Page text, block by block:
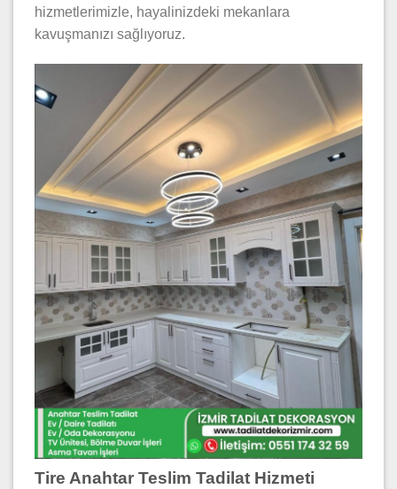
hizmetlerimizle, hayalinizdeki mekanlara
kavuşmanızı sağlıyoruz.
Tire Anahtar Teslim Tadilat Hizmeti